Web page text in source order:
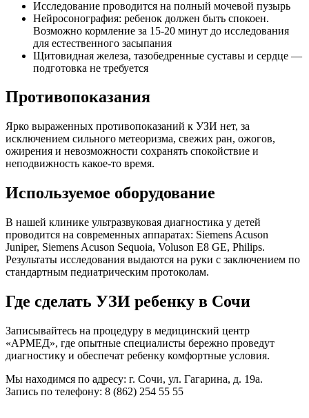
Исследование проводится на полный мочевой пузырь
Нейросонография: ребенок должен быть спокоен.
Возможно кормление за 15-20 минут до исследования
для естественного засыпания
Щитовидная железа, тазобедренные суставы и сердце —
подготовка не требуется
Противопоказания
Ярко выраженных противопоказаний к УЗИ нет, за
исключением сильного метеоризма, свежих ран, ожогов,
ожирения и невозможности сохранять спокойствие и
неподвижность какое-то время.
Используемое оборудование
В нашей клинике ультразвуковая диагностика у детей
проводится на современных аппаратах: Siemens Acuson
Juniper, Siemens Acuson Sequoia, Voluson E8 GE, Philips.
Результаты исследования выдаются на руки с заключением по
стандартным педиатрическим протоколам.
Где сделать УЗИ ребенку в Сочи
Записывайтесь на процедуру в медицинский центр
«АРМЕД», где опытные специалисты бережно проведут
диагностику и обеспечат ребенку комфортные условия.
Мы находимся по адресу: г. Сочи, ул. Гагарина, д. 19а.
Запись по телефону: 8 (862) 254 55 55